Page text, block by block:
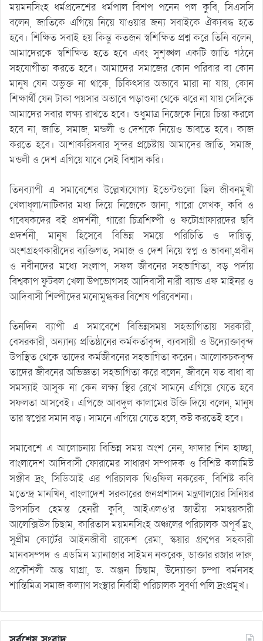
ময়মনসিংহ ধর্মপ্রদেশের ধর্মপাল বিশপ পনেন পল কুবি, সিএসসি
বলেন, জাতিকে এগিয়ে নিয়ে যাওয়ার জন্য সবাইকে ঐক্যবদ্ধ হতে
হবে। শিক্ষিত সবাই হয় কিন্তু কতজন স্বশিক্ষিত প্রশ্ন করে তিনি বলেন,
আমাদেরকে স্বশিক্ষিত হতে হবে এবং সুশৃঙ্খল একটি জাতি গঠনে
সহযোগীতা করতে হবে। আমাদের সমাজের কোন পরিবার বা কোন
মানুষ যেন অভুক্ত না থাকে, চিকিৎসার অভাবে মারা না যায়, কোন
শিক্ষার্থী যেন টাকা পয়সার অভাবে পড়াশুনা থেকে ঝরে না যায় সেদিকে
আমাদের সবার লক্ষ্য রাখতে হবে। শুধুমাত্র নিজেকে নিয়ে চিন্তা করলে
হবে না, জাতি, সমাজ, মন্ডলী ও দেশকে নিয়েও ভাবতে হবে। কাজ
করতে হবে। আশাকরিসবার সুন্দর প্রচেষ্টায় আমাদের জাতি, সমাজ,
মন্ডলী ও দেশ এগিয়ে যাবে সেই বিশ্বাস করি।
তিনব্যাপী এ সমাবেশের উল্লেখ্যযোগ্য ইভেন্টগুলো ছিল জীবনমুখী
খেলাধূলা/নাটিকার মধ্য দিয়ে নিজেকে জানা, গারো লেখক, কবি ও
গবেষকদের বই প্রদর্শনী, গারো চিত্রশিল্পী ও ফটোগ্রাফারদের ছবি
প্রদর্শনী, মানুষ হিসেবে বিভিন্ন সময়ে পরিচিতি ও দায়িত্ব,
অংশগ্রহণকারীদের ব্যক্তিগত, সমাজ ও দেশ নিয়ে স্বপ্ন ও ভাবনা,প্রবীন
ও নবীনদের মধ্যে সংলাপ, সফল জীবনের সহভাগিতা, বড় পর্দায়
বিশ্বকাপ ফুটবল খেলা উপভোগসহ আদিবাসী নারী ব্যান্ড এফ মাইনর ও
আদিবাসী শিল্পীদের মনোমুগ্ধকর বিশেষ পরিবেশনা।
তিনদিন ব্যাপী এ সমাবেশে বিভিন্নসময় সহভাগিতায় সরকারী,
বেসরকারী, অন্যান্য প্রতিষ্ঠানের কর্মকর্তাবৃন্দ, ব্যবসায়ী ও উদ্যোক্তাবৃন্দ
উপস্থিত থেকে তাদের কর্মজীবনের সহভাগিতা করেন। আলোকচকবৃন্দ
তাদের জীবনের অভিজ্ঞতা সহভাগিতা করে বলেন, জীবনে যত বাধা বা
সমস্যাই আসুক না কেন লক্ষ্য স্থির রেখে সামনে এগিয়ে যেতে হবে
সফলতা আসবেই। এপিজে আবদুল কালামের উক্তি দিয়ে বলেন, মানুষ
তার স্বপ্নের সমান বড়। সামনে এগিয়ে যেতে হলে, কষ্ট করতেই হবে।
সমাবেশে এ আলোচনায় বিভিন্ন সময় অংশ নেন, ফাদার শিন হাচ্ছা,
বাংলাদেশ আদিবাসী ফোরামের সাধারণ সম্পাদক ও বিশিষ্ট কলামিষ্ট
সঞ্জীব দ্রং, সিডিআই এর পরিচালক থিওফিল নকরেক, বিশিষ্ট কবি
মতেন্দ্র মানখিন, বাংলাদেশ সরকারের জনপ্রশাসন মন্ত্রণালয়ের সিনিয়র
উপসচিব হেমন্ত হেনরী কুবি, আইএলও’র জাতীয় সমন্বয়কারী
আলেক্সিউস চিছাম, কারিতাস ময়মনসিংহ অঞ্চলের পরিচালক অপূর্ব ম্রং,
সুপ্রীম কোর্টের আইনজীবী রাকেশ রেমা, স্কয়ার গ্রুপের সহকারী
মানবসম্পদ ও এডমিন ম্যানাজার সাইমন নকরেক, ডাক্তার রজার দারু,
প্রকৌশলী অন্ত ঘাগ্রা, ড. অঞ্জন চিছাম, উদ্যোক্তা চম্পা বর্মনসহ
শান্তিমিত্র সমাজ কল্যাণ সংস্থার নির্বাহী পরিচালক সুবর্ণা পলি দ্রংপ্রমুখ।